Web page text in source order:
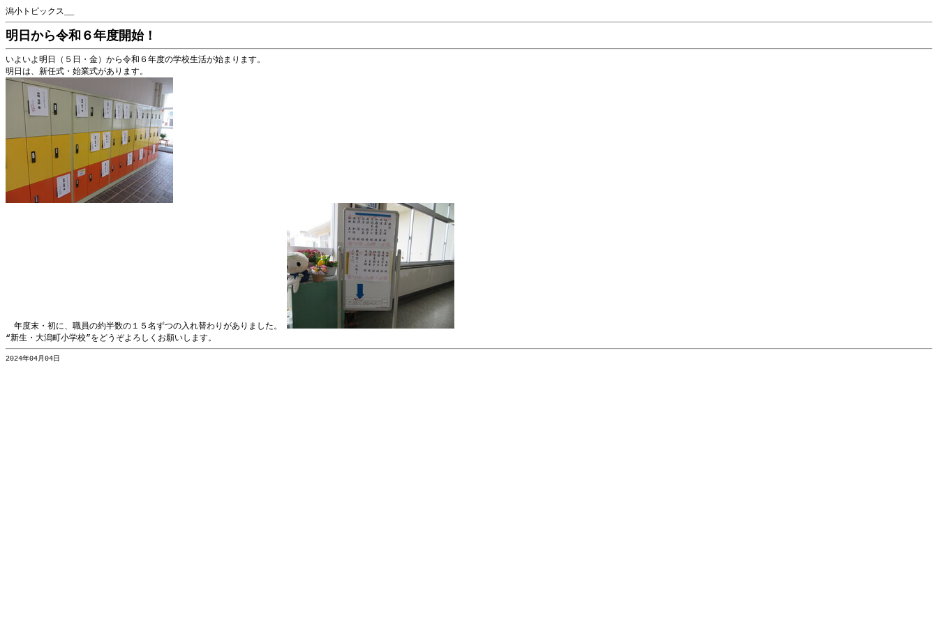
潟小トピックス__
明日から令和６年度開始！
いよいよ明日（５日・金）から令和６年度の学校生活が始まります。
明日は、新任式・始業式があります。
年度末・初に、職員の約半数の１５名ずつの入れ替わりがありました。
“新生・大潟町小学校”をどうぞよろしくお願いします。
2024年04月04日